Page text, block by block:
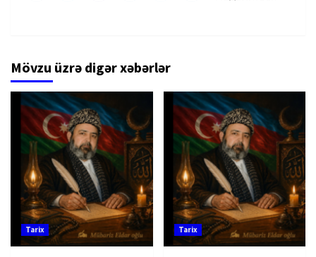
Mövzu üzrə digər xəbərlər
Tarix Tarix